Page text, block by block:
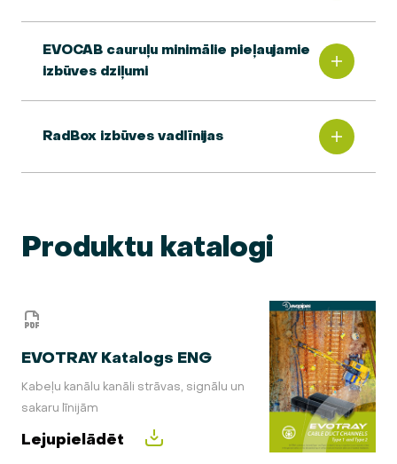
EVOCAB cauruļu minimālie pieļaujamie
izbūves dziļumi
RadBox izbūves vadlīnijas
Produktu katalogi
EVOTRAY Katalogs ENG
Kabeļu kanālu kanāli strāvas, signālu un
sakaru līnijām
Lejupielādēt